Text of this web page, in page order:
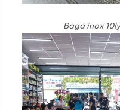
Baga inox